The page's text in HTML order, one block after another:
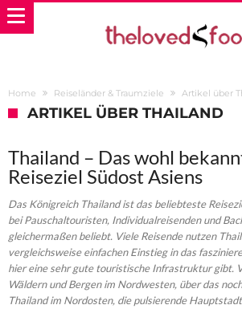
Home Reiseländer & Traumziele Artikel über
ARTIKEL ÜBER THAILAND
Thailand – Das wohl
Reiseziel Südost Asiens
Das Königreich Thailand ist das beliebteste
bei Pauschaltouristen, Individualreisenden und
gleichermaßen beliebt. Viele Reisende nutzen
vergleichsweise einfachen Einstieg in das
hier eine sehr gute touristische Infrastruktur gibt.
Wäldern und Bergen im Nordwesten, über das
Thailand im Nordosten, die pulsierende